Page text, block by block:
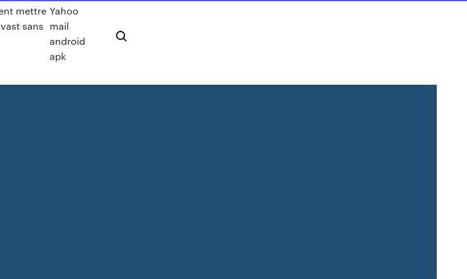
mettre
sans
Yahoo
mail
android
apk